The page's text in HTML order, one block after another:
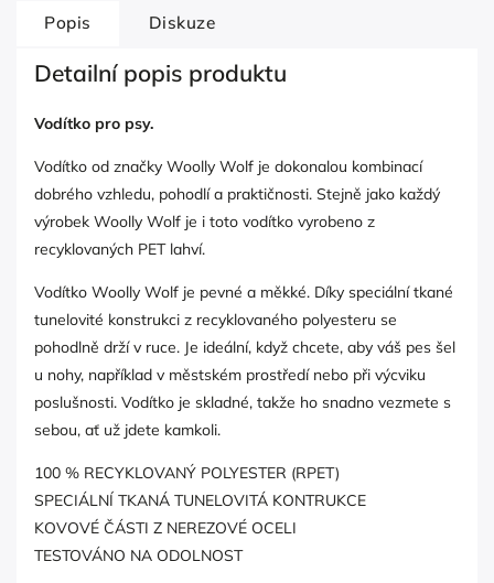
Popis Diskuze
Detailní popis produktu
Vodítko pro psy.
Vodítko od značky Woolly Wolf je dokonalou kombinací
dobrého vzhledu, pohodlí a praktičnosti. Stejně jako každý
výrobek Woolly Wolf je i toto vodítko vyrobeno z
recyklovaných PET lahví.
Vodítko Woolly Wolf je pevné a měkké. Díky speciální tkané
tunelovité konstrukci z recyklovaného polyesteru se
pohodlně drží v ruce. Je ideální, když chcete, aby váš pes šel
u nohy, například v městském prostředí nebo při výcviku
poslušnosti. Vodítko je skladné, takže ho snadno vezmete s
sebou, ať už jdete kamkoli.
100 % RECYKLOVANÝ POLYESTER (RPET)
SPECIÁLNÍ TKANÁ TUNELOVITÁ KONTRUKCE
KOVOVÉ ČÁSTI Z NEREZOVÉ OCELI
TESTOVÁNO NA ODOLNOST